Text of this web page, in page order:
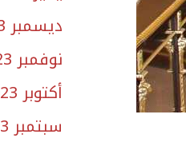
ديسمبر 2023
نوفمبر 2023
أكتوبر 2023
سبتمبر 2023